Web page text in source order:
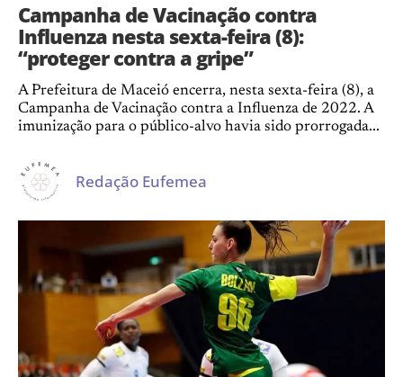
Campanha de Vacinação contra
Influenza nesta sexta-feira (8):
“proteger contra a gripe”
A Prefeitura de Maceió encerra, nesta sexta-feira (8), a
Campanha de Vacinação contra a Influenza de 2022. A
imunização para o público-alvo havia sido prorrogada...
Redação Eufemea